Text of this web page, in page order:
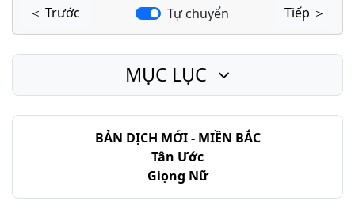
I Sa-mu-ên - Chương 28
I Sa-mu-ên - Chương 30
＜ Trước Tự chuyển Tiếp ＞
BẢN DỊCH MỚI - MIỀN BẮC
Tân Ước
Giọng Nữ
MỤC LỤC